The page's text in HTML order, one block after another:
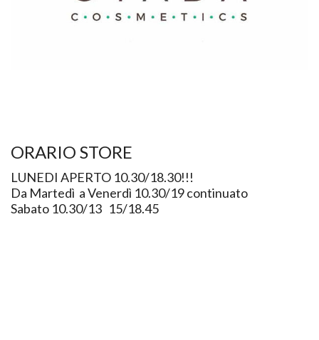
ORARIO STORE
LUNEDI APERTO 10.30/18.30!!!
Da Martedì a Venerdì 10.30/19 continuato
Sabato 10.30/13 15/18.45